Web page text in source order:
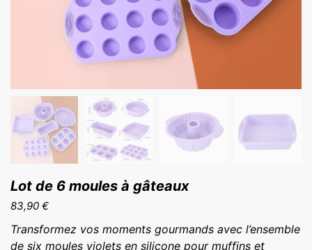
Lot de 6 moules à gâteaux
83,90 €
Transformez vos moments gourmands avec l’ensemble
de six moules violets en silicone pour muffins et